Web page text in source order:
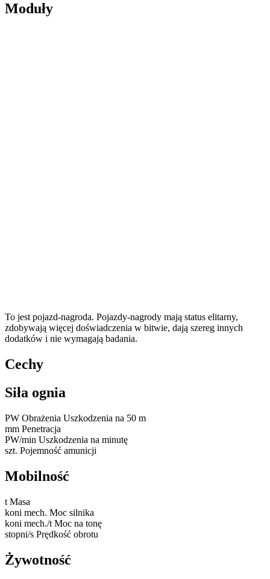
Moduły
To jest pojazd-nagroda. Pojazdy-nagrody mają status elitarny,
zdobywają więcej doświadczenia w bitwie, dają szereg innych
dodatków i nie wymagają badania.
Cechy
Siła ognia
PW Obrażenia Uszkodzenia na 50 m
mm Penetracja
PW/min Uszkodzenia na minutę
szt. Pojemność amunicji
Mobilność
t Masa
koni mech. Moc silnika
koni mech./t Moc na tonę
stopni/s Prędkość obrotu
Żywotność